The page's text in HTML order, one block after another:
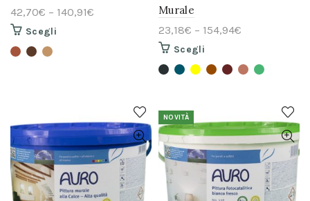
42,70€ – 140,91€
ScegliQuesto
scelte
pagina
del
prodotto
Murale
23,18€ – 154,94€
ScegliQuesto
ha
possono
essere
scelte
nella
pagina
del
prodotto
NOVITÀ